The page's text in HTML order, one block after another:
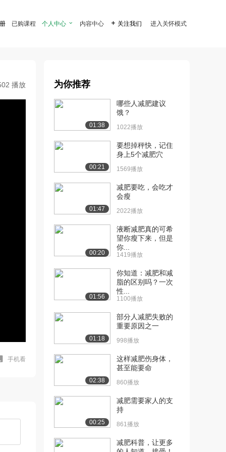
已购课程 个人中心  内容中心  关注我们 进入关怀模式
播放
手机看
为你推荐
01:38
哪些人减肥建议
饿？
1022播放
00:21
要想掉秤快，记住
身上5个减肥穴
1569播放
01:47
减肥要吃，会吃才
会瘦
2022播放
00:20
液断减肥真的可希
望你瘦下来，但是
你...
1419播放
01:56
你知道：减肥和减
脂的区别吗？一次
性...
1100播放
01:18
部分人减肥失败的
重要原因之一
998播放
02:38
这样减肥伤身体，
甚至能要命
860播放
00:25
减肥需要家人的支
持
861播放
减肥科普，让更多